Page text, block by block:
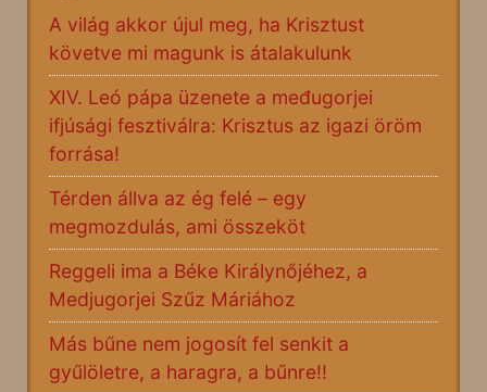
A világ akkor újul meg, ha Krisztust
követve mi magunk is átalakulunk
XIV. Leó pápa üzenete a međugorjei
ifjúsági fesztiválra: Krisztus az igazi öröm
forrása!
Térden állva az ég felé – egy
megmozdulás, ami összeköt
Reggeli ima a Béke Királynőjéhez, a
Medjugorjei Szűz Máriához
Más bűne nem jogosít fel senkit a
gyűlöletre, a haragra, a bűnre!!